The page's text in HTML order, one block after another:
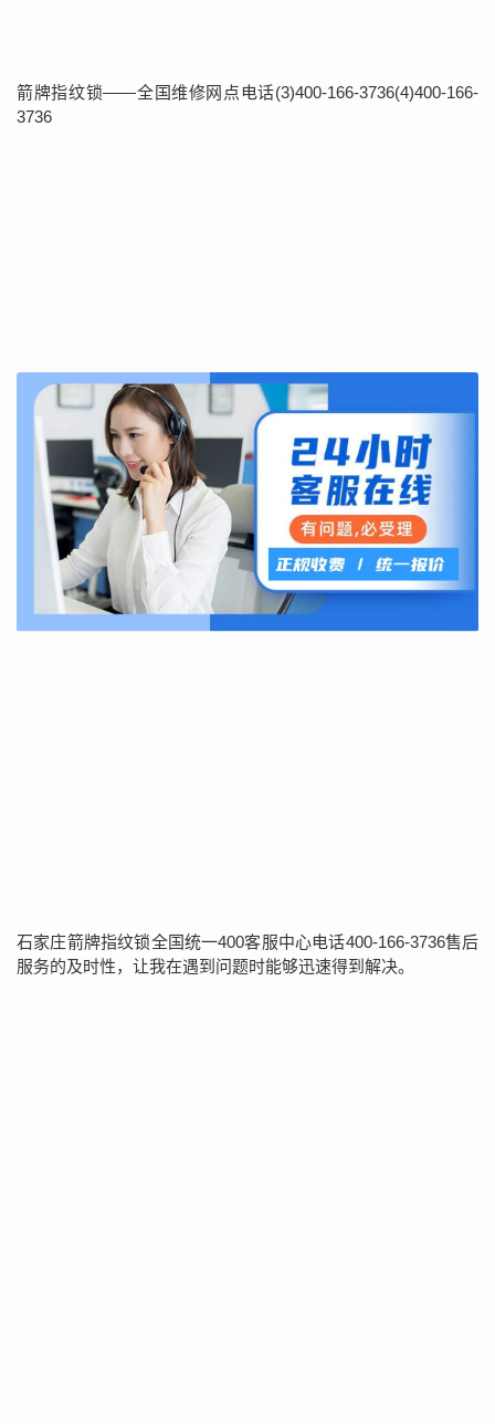
箭牌指纹锁——全国维修网点电话(3)400-166-3736(4)400-166-
3736
石家庄箭牌指纹锁全国统一400客服中心电话400-166-3736售后
服务的及时性，让我在遇到问题时能够迅速得到解决。